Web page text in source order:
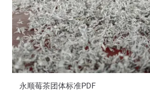
永顺莓茶团体标准PDF